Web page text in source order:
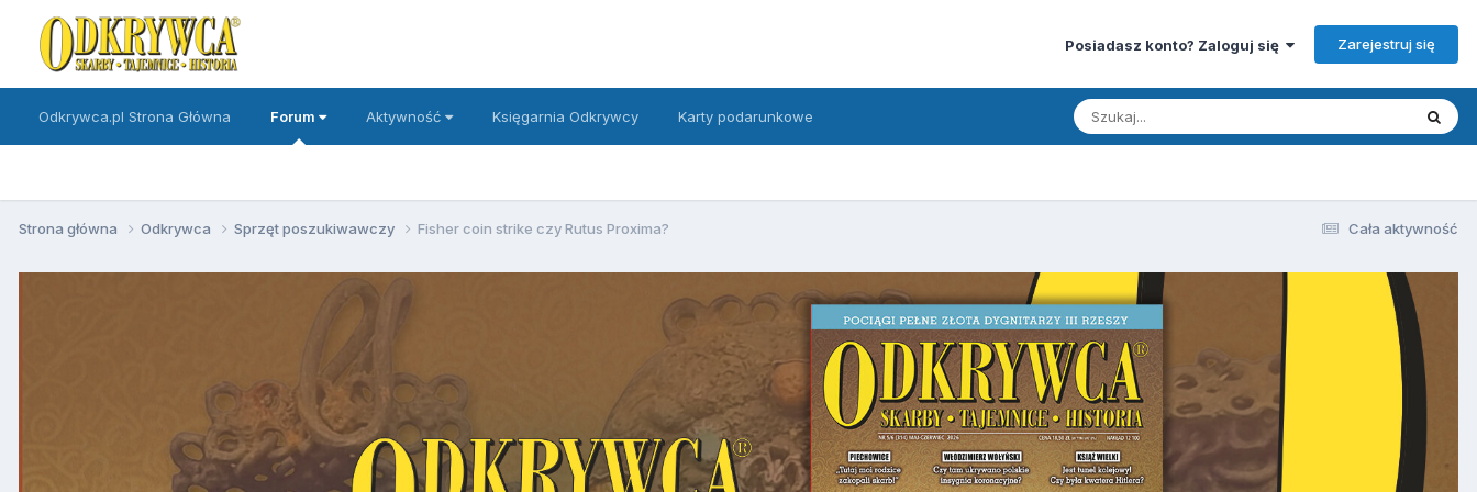
Posiadasz konto? Zaloguj się Zarejestruj się
Odkrywca.pl Strona Główna Forum Aktywność Księgarnia Odkrywcy Karty podarunkowe
Cała aktywność
Strona główna Odkrywca Sprzęt poszukiwawczy Fisher coin strike czy Rutus Proxima?